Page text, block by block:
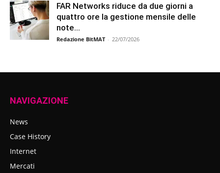
FAR Networks riduce da due giorni a
quattro ore la gestione mensile delle
note...
Redazione BitMAT - 22/07/2026
NAVIGAZIONE
News
Case History
Internet
Mercati